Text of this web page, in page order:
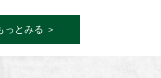
っとみる ＞